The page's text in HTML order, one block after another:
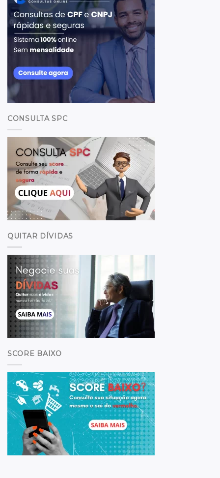
CONSULTA SPC
QUITAR DÍVIDAS
SCORE BAIXO